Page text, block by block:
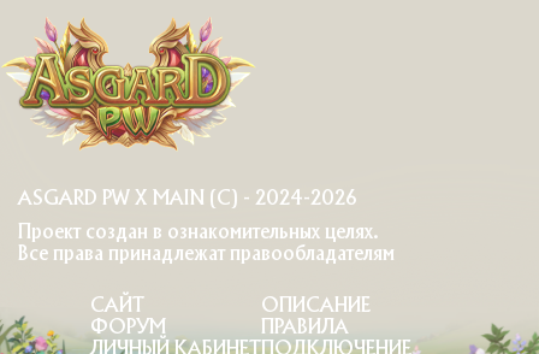
ASGARD PW X MAIN (C) - 2024-2026
Проект создан в ознакомительных целях.
Все права принадлежат правообладателям
САЙТ
ФОРУМ
ЛИЧНЫЙ КАБИНЕТ
ОПИСАНИЕ
ПРАВИЛА
ПОДКЛЮЧЕНИЕ